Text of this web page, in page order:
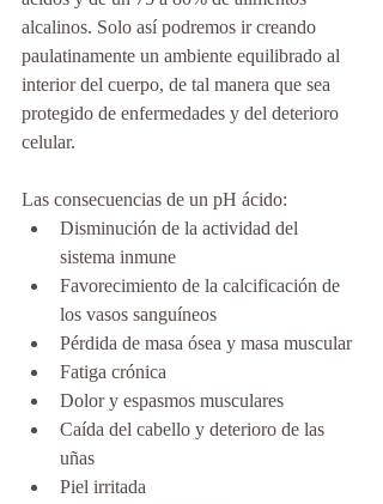
alcalinos. Solo así podremos ir creando
paulatinamente un ambiente equilibrado al
interior del cuerpo, de tal manera que sea
protegido de enfermedades y del deterioro
celular.
Las consecuencias de un pH ácido:
Disminución de la actividad del
sistema inmune
Favorecimiento de la calcificación de
los vasos sanguíneos
Pérdida de masa ósea y masa muscular
Fatiga crónica
Dolor y espasmos musculares
Caída del cabello y deterioro de las
uñas
Piel irritada